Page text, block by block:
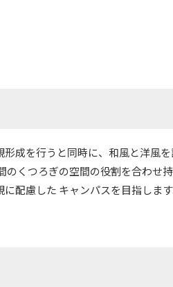
成を行うと同時に、和風と洋風
くつろぎの空間の役割を合わせ
配慮した キャンパスを目指します